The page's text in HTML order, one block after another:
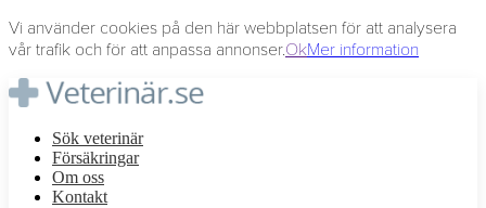
Vi använder cookies på den här webbplatsen för att analysera
vår trafik och för att anpassa annonser.OkMer information
Sök veterinär
Försäkringar
Om oss
Kontakt